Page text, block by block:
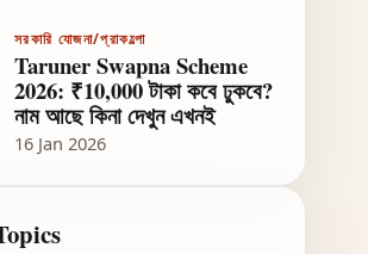
সরকারি যোজনা/প্রাকল্পো
Taruner Swapna Scheme
2026: ₹10,000 টাকা কবে ঢুকবে?
নাম আছে কিনা দেখুন এখনই
16 Jan 2026